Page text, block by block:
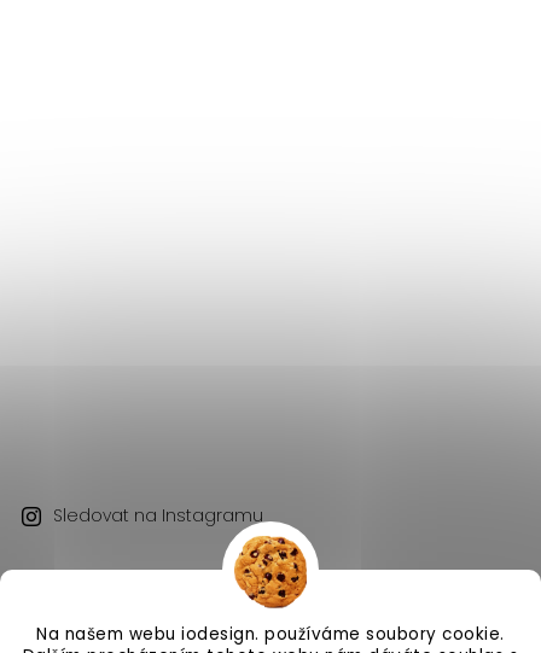
Na našem webu iodesign. používáme soubory cookie.
Sledovat na Instagramu